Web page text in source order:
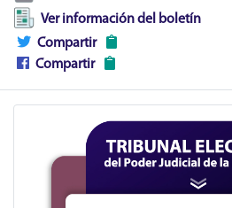
Ver información del boletín
Compartir
Compartir